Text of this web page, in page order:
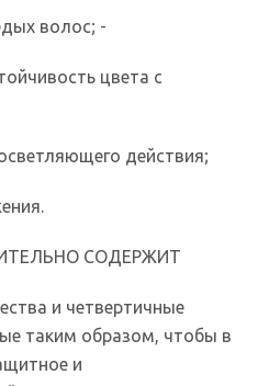
волос; -
цвета с
действия;
СОДЕРЖИТ
и четвертичные
таким образом, чтобы в
и